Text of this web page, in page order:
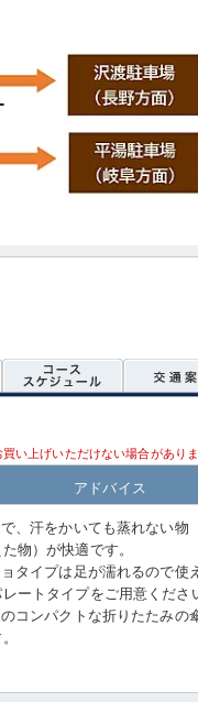
い上げいただけない場合があり
アドバイス
、汗をかいても蒸れない物
物）が快適です。
タイプは足が濡れるので使
ートタイプをご用意くださ
コンパクトな折りたたみの